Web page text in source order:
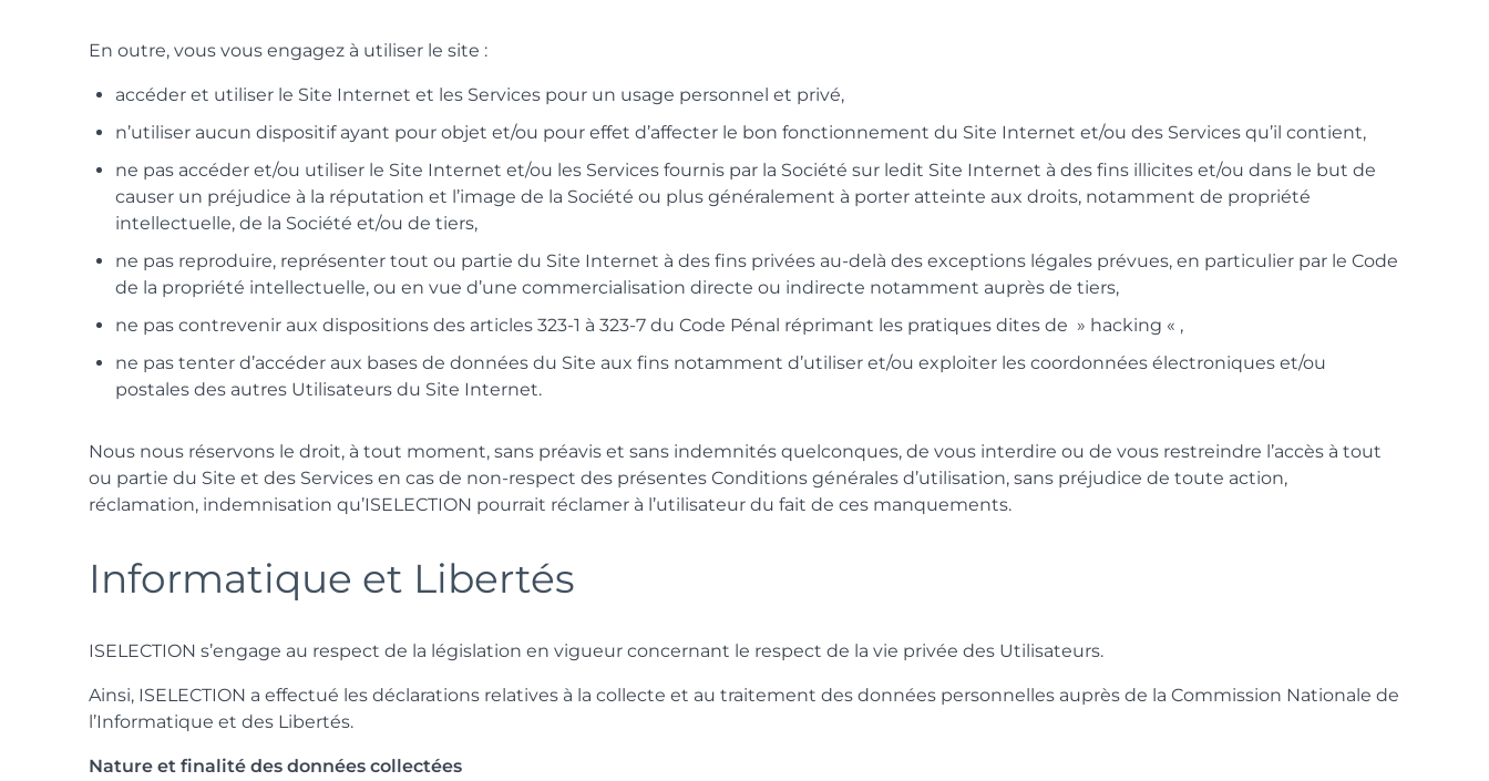
En outre, vous vous engagez à utiliser le site :
accéder et utiliser le Site Internet et les Services pour un usage personnel et privé,
n’utiliser aucun dispositif ayant pour objet et/ou pour effet d’affecter le bon fonctionnement du Site Internet et/ou des Services qu’il contient,
ne pas accéder et/ou utiliser le Site Internet et/ou les Services fournis par la Société sur ledit Site Internet à des fins illicites et/ou dans le but de
causer un préjudice à la réputation et l’image de la Société ou plus généralement à porter atteinte aux droits, notamment de propriété
intellectuelle, de la Société et/ou de tiers,
ne pas reproduire, représenter tout ou partie du Site Internet à des fins privées au-delà des exceptions légales prévues, en particulier par le Code
de la propriété intellectuelle, ou en vue d’une commercialisation directe ou indirecte notamment auprès de tiers,
ne pas contrevenir aux dispositions des articles 323-1 à 323-7 du Code Pénal réprimant les pratiques dites de » hacking « ,
ne pas tenter d’accéder aux bases de données du Site aux fins notamment d’utiliser et/ou exploiter les coordonnées électroniques et/ou
postales des autres Utilisateurs du Site Internet.
Nous nous réservons le droit, à tout moment, sans préavis et sans indemnités quelconques, de vous interdire ou de vous restreindre l’accès à tout
ou partie du Site et des Services en cas de non-respect des présentes Conditions générales d’utilisation, sans préjudice de toute action,
réclamation, indemnisation qu’ISELECTION pourrait réclamer à l’utilisateur du fait de ces manquements.
Informatique et Libertés
ISELECTION s’engage au respect de la législation en vigueur concernant le respect de la vie privée des Utilisateurs.
Ainsi, ISELECTION a effectué les déclarations relatives à la collecte et au traitement des données personnelles auprès de la Commission Nationale de
l’Informatique et des Libertés.
Nature et finalité des données collectées